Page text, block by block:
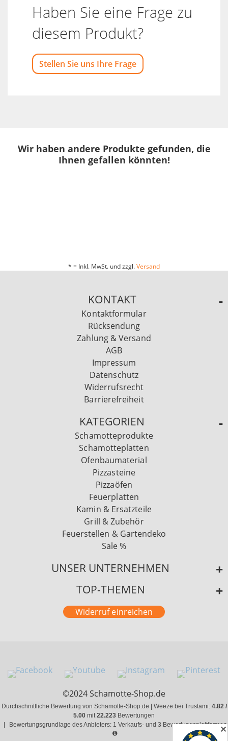
Haben Sie eine Frage zu
diesem Produkt?
Stellen Sie uns Ihre Frage
Wir haben andere Produkte gefunden, die
Ihnen gefallen könnten!
* = Inkl. MwSt. und zzgl.Versand
KONTAKT
Kontaktformular
Rücksendung
Zahlung & Versand
AGB
Impressum
Datenschutz
Widerrufsrecht
Barrierefreiheit
KATEGORIEN
Schamotteprodukte
Schamotteplatten
Ofenbaumaterial
Pizzasteine
Pizzaöfen
Feuerplatten
Kamin & Ersatzteile
Grill & Zubehör
Feuerstellen & Gartendeko
Sale %
UNSER UNTERNEHMEN
TOP-THEMEN
Widerruf einreichen
©2024 Schamotte-Shop.de
Durchschnittliche Bewertung von Schamotte-Shop.de | Weeze bei Trustami: 4.82 /
5.00 mit22.223 Bewertungen
Bewertungsgrundlage des Anbieters: 1 Verkaufs- und 3 Bewertungsplattformen
✕